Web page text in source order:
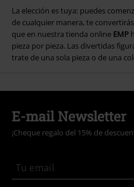
La elección es tuya: puedes
de cualquier manera, te
que en nuestra tienda online EMP
pieza por pieza. Las divertidas
trate de una sola pieza o de una
E-mail Newsletter
¡Cheque regalo del 15% de